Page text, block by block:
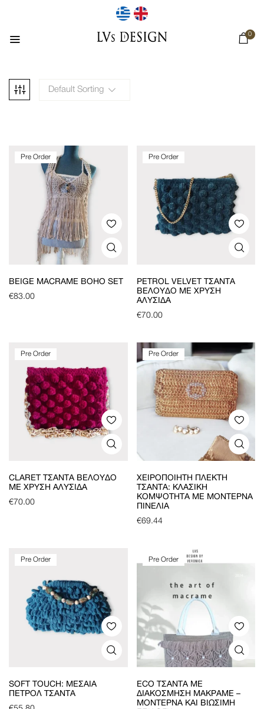
0
Default Sorting
Pre Order
BEIGE MACRAME BOHO SET
€83.00
Pre Order
PETROL VELVET ΤΣΆΝΤΑ
ΒΕΛΟΎΔΟ ΜΕ ΧΡΥΣΉ
ΑΛΥΣΊΔΑ
€70.00
Pre Order
CLARET ΤΣΆΝΤΑ ΒΕΛΟΎΔΟ
ΜΕ ΧΡΥΣΉ ΑΛΥΣΊΔΑ
€70.00
Pre Order
ΧΕΙΡΟΠΟΊΗΤΗ ΠΛΕΚΤΉ
ΤΣΆΝΤΑ: ΚΛΑΣΙΚΉ
ΚΟΜΨΌΤΗΤΑ ΜΕ ΜΟΝΤΈΡΝΑ
ΠΙΝΕΛΙΆ
€69.44
Pre Order
SOFT TOUCH: ΜΕΣΑΊΑ
ΠΕΤΡΟΛ ΤΣΆΝΤΑ
Pre Order
ECO ΤΣΆΝΤΑ ΜΕ
ΔΙΑΚΌΣΜΗΣΗ ΜΑΚΡΑΜΈ –
ΜΟΝΤΈΡΝΑ ΚΑΙ ΒΙΏΣΙΜΗ